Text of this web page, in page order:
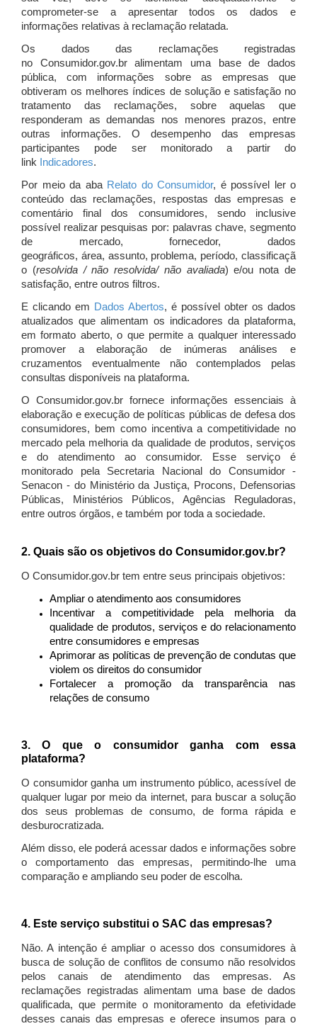
comprometer-se a apresentar todos os dados e
informações relativas à reclamação relatada.
Os dados das reclamações registradas
no Consumidor.gov.br alimentam uma base de dados
pública, com informações sobre as empresas que
obtiveram os melhores índices de solução e satisfação no
tratamento das reclamações, sobre aquelas que
responderam as demandas nos menores prazos, entre
outras informações. O desempenho das empresas
participantes pode ser monitorado a partir do
link Indicadores.
Por meio da aba Relato do Consumidor, é possível ler o
conteúdo das reclamações, respostas das empresas e
comentário final dos consumidores, sendo inclusive
possível realizar pesquisas por: palavras chave, segmento
de mercado, fornecedor, dados
geográficos, área, assunto, problema, período, classificaçã
o (resolvida / não resolvida/ não avaliada) e/ou nota de
satisfação, entre outros filtros.
E clicando em Dados Abertos, é possível obter os dados
atualizados que alimentam os indicadores da plataforma,
em formato aberto, o que permite a qualquer interessado
promover a elaboração de inúmeras análises e
cruzamentos eventualmente não contemplados pelas
consultas disponíveis na plataforma.
O Consumidor.gov.br fornece informações essenciais à
elaboração e execução de políticas públicas de defesa dos
consumidores, bem como incentiva a competitividade no
mercado pela melhoria da qualidade de produtos, serviços
e do atendimento ao consumidor. Esse serviço é
monitorado pela Secretaria Nacional do Consumidor -
Senacon - do Ministério da Justiça, Procons, Defensorias
Públicas, Ministérios Públicos, Agências Reguladoras,
entre outros órgãos, e também por toda a sociedade.
2. Quais são os objetivos do Consumidor.gov.br?
O Consumidor.gov.br tem entre seus principais objetivos:
Ampliar o atendimento aos consumidores
Incentivar a competitividade pela melhoria da
qualidade de produtos, serviços e do relacionamento
entre consumidores e empresas
Aprimorar as políticas de prevenção de condutas que
violem os direitos do consumidor
Fortalecer a promoção da transparência nas
relações de consumo
3. O que o consumidor ganha com essa
plataforma?
O consumidor ganha um instrumento público, acessível de
qualquer lugar por meio da internet, para buscar a solução
dos seus problemas de consumo, de forma rápida e
desburocratizada.
Além disso, ele poderá acessar dados e informações sobre
o comportamento das empresas, permitindo-lhe uma
comparação e ampliando seu poder de escolha.
4. Este serviço substitui o SAC das empresas?
Não. A intenção é ampliar o acesso dos consumidores à
busca de solução de conflitos de consumo não resolvidos
pelos canais de atendimento das empresas. As
reclamações registradas alimentam uma base de dados
qualificada, que permite o monitoramento da efetividade
desses canais das empresas e oferece insumos para o